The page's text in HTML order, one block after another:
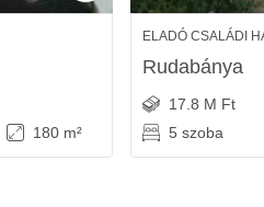
180 m²
ELADÓ CSALÁDI
Rudabánya
17.8 M Ft
5 szoba